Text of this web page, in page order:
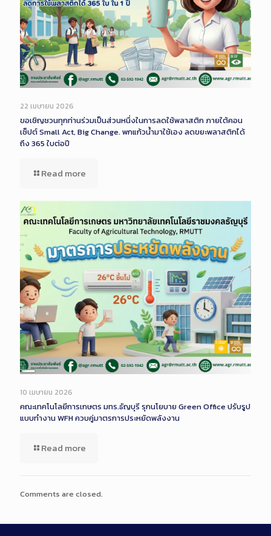
22 เมษายน 2026
ขอเชิญชวนทุกท่านร่วมเป็นส่วนหนึ่งในการลดใช้พลาสติก ภายใต้คอน
เซ็ปต์ Small Act, Big Change. พกแก้วน้ำมาใช้เอง ลดขยะพลาสติกได้
ถึง 365 ใบต่อปี
Read more
Long
Description
10 เมษายน 2026
คณะเทคโนโลยีการเกษตร มทร.ธัญบุรี รุกนโยบาย Green Office ปรับรูป
แบบทำงาน WFH ควบคู่มาตรการประหยัดพลังงาน
Read more
Comments are closed.